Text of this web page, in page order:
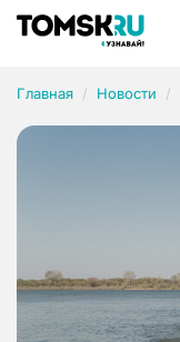
Главная Новости